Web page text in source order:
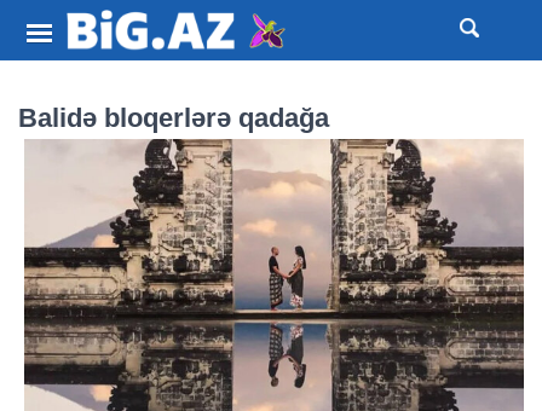
Balidə bloqerlərə qadağa